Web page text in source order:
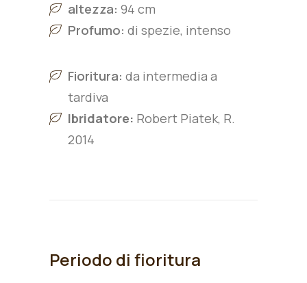
altezza: 94 cm
Profumo: di spezie, intenso
Fioritura: da intermedia a
tardiva
Ibridatore: Robert Piatek, R.
2014
Periodo di fioritura